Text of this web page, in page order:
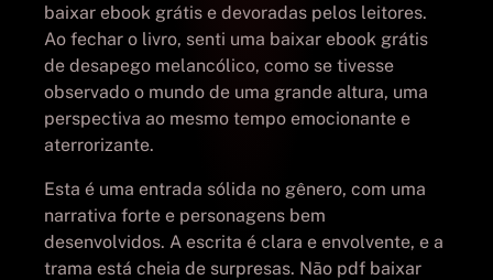
baixar ebook grátis e devoradas pelos leitores.
Ao fechar o livro, senti uma baixar ebook grátis
de desapego melancólico, como se tivesse
observado o mundo de uma grande altura, uma
perspectiva ao mesmo tempo emocionante e
aterrorizante.
Esta é uma entrada sólida no gênero, com uma
narrativa forte e personagens bem
desenvolvidos. A escrita é clara e envolvente, e a
trama está cheia de surpresas. Não pdf baixar